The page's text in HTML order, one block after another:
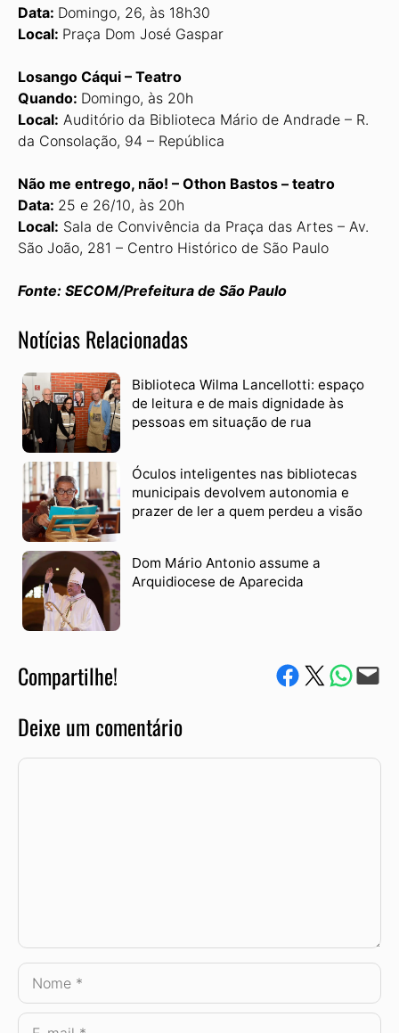
Data: Domingo, 26, às 18h30
Local: Praça Dom José Gaspar
Losango Cáqui – Teatro
Quando: Domingo, às 20h
Local: Auditório da Biblioteca Mário de Andrade – R.
da Consolação, 94 – República
Não me entrego, não! – Othon Bastos – teatro
Data: 25 e 26/10, às 20h
Local: Sala de Convivência da Praça das Artes – Av.
São João, 281 – Centro Histórico de São Paulo
Fonte: SECOM/Prefeitura de São Paulo
Notícias Relacionadas
Biblioteca Wilma Lancellotti: espaço
de leitura e de mais dignidade às
pessoas em situação de rua
Óculos inteligentes nas bibliotecas
municipais devolvem autonomia e
prazer de ler a quem perdeu a visão
Dom Mário Antonio assume a
Arquidiocese de Aparecida
Compartilhe! Compartilhe no Facebook
Compartilhe no Twitter
Compartile via
Envie via e-mail
Deixe um comentário
Comentário
Nome
E-